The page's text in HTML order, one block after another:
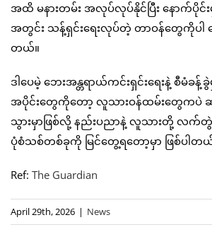
အထိ မနားတမ်း အလုပ်လုပ်နိုင်ပြီး နောက်ပိုင်
အတွင်း သန့်ရှင်းရေးလုပ်တဲ့ တာဝန်တွေကိုပါ ပ
တယ်။
ဒါပေမဲ့ ဘေးအန္တရာယ်ကင်းရှင်းရေးနဲ့ စီမံခန့်
အပိုင်းတွေကိုတော့ လူသားဝန်ထမ်းတွေ
သွားမှာဖြစ်လို့ နည်းပညာနဲ့ လူသားတို့ လက်
ပုံစံသစ်တစ်ခုကို မြင်တွေ့ရတော့မှာ ဖြစ်ပါတ
Ref: The Guardian
April 29th, 2026 | News